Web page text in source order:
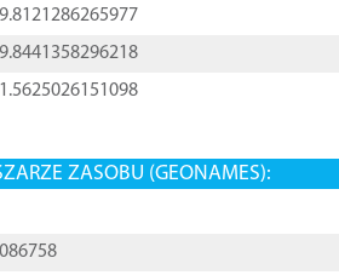
ZASOBU (GEONAMES):